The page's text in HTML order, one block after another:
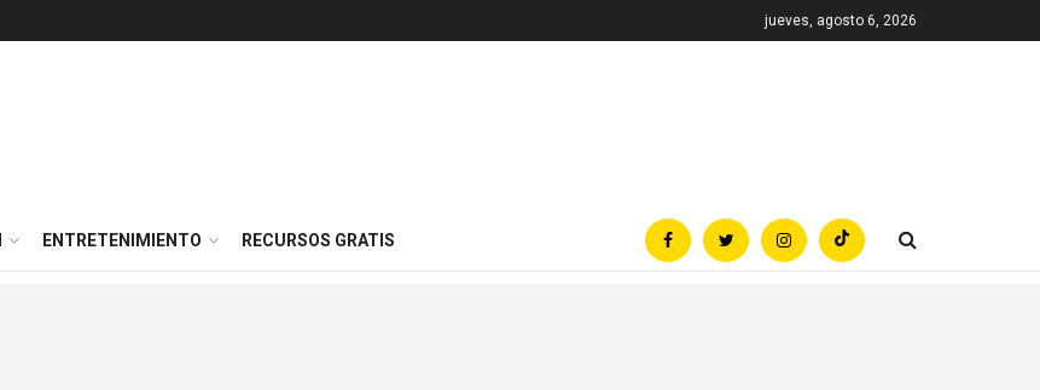
jueves, agosto 6, 2026
ENTRETENIMIENTO RECURSOS GRATIS